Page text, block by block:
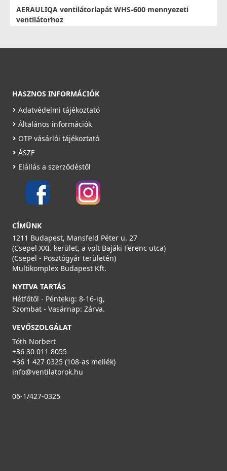
AERAULIQA ventilátorlapát WHS-600 mennyezeti
ventilátorhoz
388 900 Ft
HASZNOS INFORMÁCIÓK
Adatvédelmi tájékoztató
Általános információk
OTP vásárlói tájékoztató
ÁSZF
Elállás a szerződéstől
CÍMÜNK
1211 Budapest, Mansfeld Péter u. 27
(Csepel XXI. kerület, a volt Bajáki Ferenc utca)
(Csepel - Posztógyár területén)
Multikomplex Budapest Kft.
NYITVA TARTÁS
Hétfőtől - Péntekig: 8-16-ig,
Szombat - Vasárnap: Zárva.
VEVŐSZOLGÁLAT
Tóth Norbert
+36 30 011 8055
+36 1 427 0325 (108-as mellék)
info@ventilatorok.hu
06-1/427-0325